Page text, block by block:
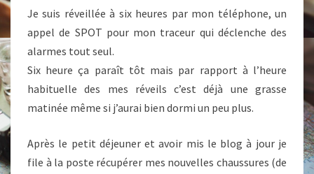
Je suis réveillée à six heures par mon téléphone, un
appel de SPOT pour mon traceur qui déclenche des
alarmes tout seul.
Six heure ça paraît tôt mais par rapport à l’heure
habituelle des mes réveils c’est déjà une grasse
matinée même si j’aurai bien dormi un peu plus.
Après le petit déjeuner et avoir mis le blog à jour je
file à la poste récupérer mes nouvelles chaussures (de